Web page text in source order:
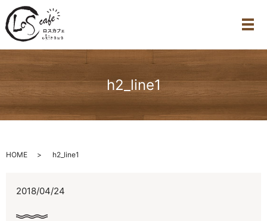
メ
h2_line1
HOME h2_line1
2018/04/24